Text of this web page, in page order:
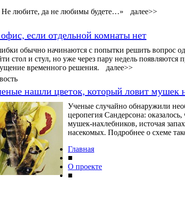
Не любите, да не любимы будете…»
далее>>
если отдельной комнаты нет
обычно начинаются с попытки решить вопрос
стол и стул, но уже через пару недель появляются
временного решения.
далее>>
нашли цветок, который ловит мушек
Ученые случайно обнаружили
церопегия Сандерсона:
мушек-нахлебников, источая
насекомых. Подробнее о схеме
Главная
■
О проекте
■